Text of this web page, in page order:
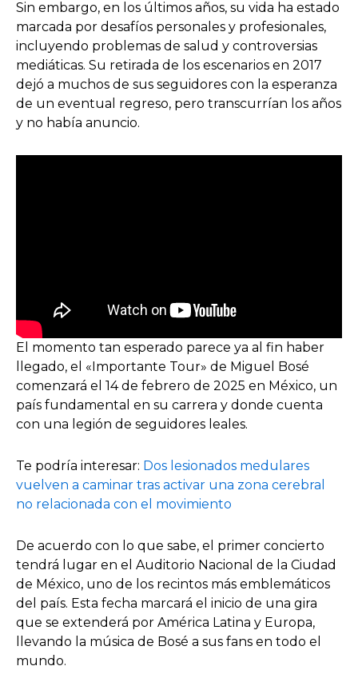
Sin embargo, en los últimos años, su vida ha estado
marcada por desafíos personales y profesionales,
incluyendo problemas de salud y controversias
mediáticas. Su retirada de los escenarios en 2017
dejó a muchos de sus seguidores con la esperanza
de un eventual regreso, pero transcurrían los años
y no había anuncio.
El momento tan esperado parece ya al fin haber
llegado, el «Importante Tour» de Miguel Bosé
comenzará el 14 de febrero de 2025 en México, un
país fundamental en su carrera y donde cuenta
con una legión de seguidores leales.
Te podría interesar: Dos lesionados medulares
vuelven a caminar tras activar una zona cerebral
no relacionada con el movimiento
De acuerdo con lo que sabe, el primer concierto
tendrá lugar en el Auditorio Nacional de la Ciudad
de México, uno de los recintos más emblemáticos
del país. Esta fecha marcará el inicio de una gira
que se extenderá por América Latina y Europa,
llevando la música de Bosé a sus fans en todo el
mundo.